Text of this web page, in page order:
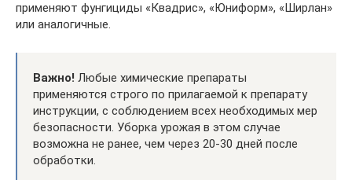
применяют фунгициды «Квадрис», «Юниформ», «Ширлан»
или аналогичные.
Важно! Любые химические препараты
применяются строго по прилагаемой к препарату
инструкции, с соблюдением всех необходимых мер
безопасности. Уборка урожая в этом случае
возможна не ранее, чем через 20-30 дней после
обработки.